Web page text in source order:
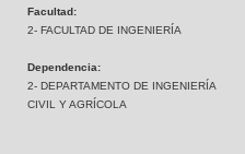
Facultad:
2- FACULTAD DE INGENIERÍA
Dependencia:
2- DEPARTAMENTO DE INGENIERÍA
CIVIL Y AGRÍCOLA